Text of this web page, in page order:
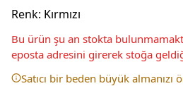
Renk: Kırmızı
Bu ürün şu an stokta
eposta adresini girerek stoğa
Satıcı bir beden büyük almanızı